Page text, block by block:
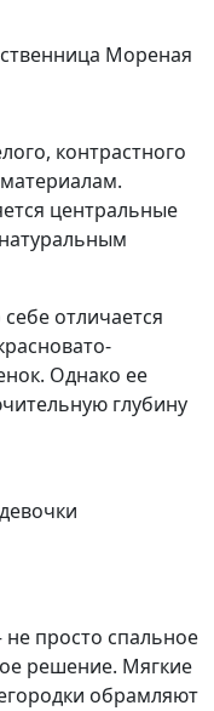
Мореная
контрастного
центральные
отличается
Однако ее
глубину
просто спальное
решение. Мягкие
обрамляют